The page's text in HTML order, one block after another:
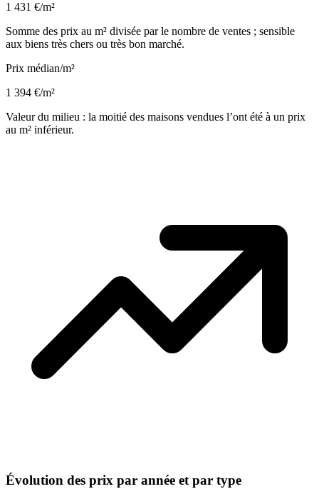
1 431 €/m²
Somme des prix au m² divisée par le nombre de ventes ; sensible
aux biens très chers ou très bon marché.
Prix médian/m²
1 394 €/m²
Valeur du milieu : la moitié des maisons vendues l’ont été à un prix
au m² inférieur.
Évolution des prix par année et par type